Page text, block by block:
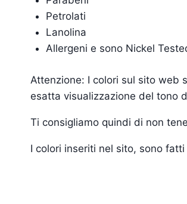
Petrolati
Lanolina
Allergeni e sono Nickel
Attenzione: I colori sul sito web
esatta visualizzazione del tono
Ti consigliamo quindi di non
I colori inseriti nel sito, sono